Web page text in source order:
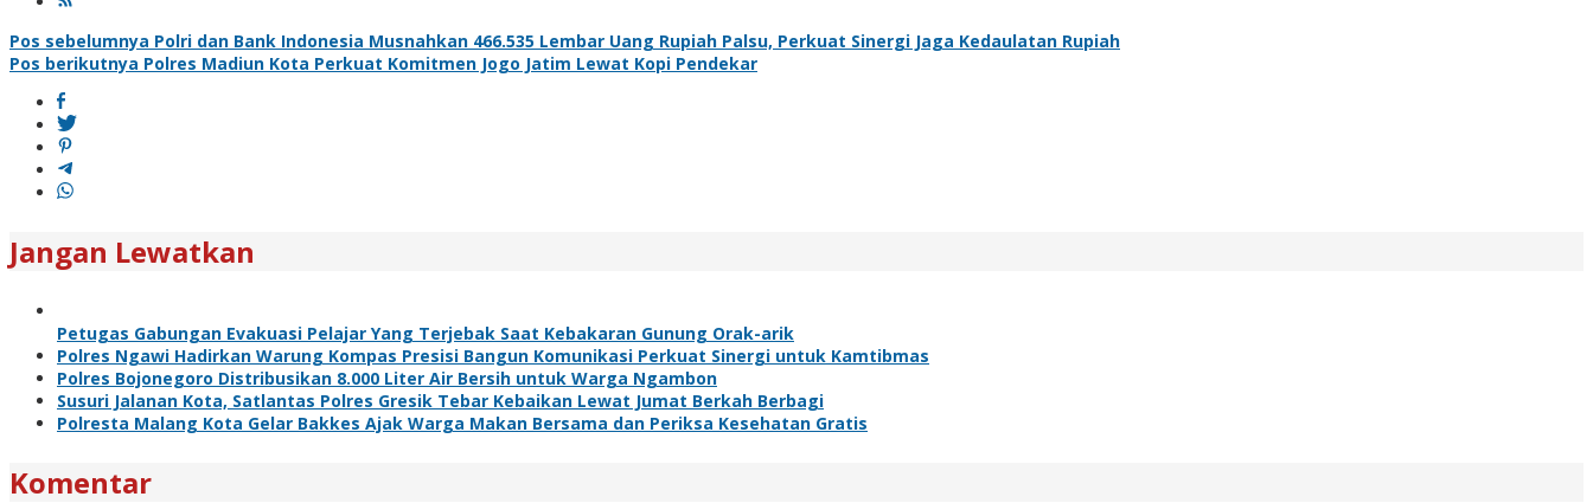
Navigasi
pos
Pos sebelumnya Polri dan Bank Indonesia Musnahkan 466.535 Lembar Uang Rupiah Palsu, Perkuat Sinergi Jaga Kedaulatan Rupiah
Pos berikutnya Polres Madiun Kota Perkuat Komitmen Jogo Jatim Lewat Kopi Pendekar
Jangan Lewatkan
Petugas Gabungan Evakuasi Pelajar Yang Terjebak Saat Kebakaran Gunung Orak-arik
Polres Ngawi Hadirkan Warung Kompas Presisi Bangun Komunikasi Perkuat Sinergi untuk Kamtibmas
Polres Bojonegoro Distribusikan 8.000 Liter Air Bersih untuk Warga Ngambon
Susuri Jalanan Kota, Satlantas Polres Gresik Tebar Kebaikan Lewat Jumat Berkah Berbagi
Polresta Malang Kota Gelar Bakkes Ajak Warga Makan Bersama dan Periksa Kesehatan Gratis
Komentar